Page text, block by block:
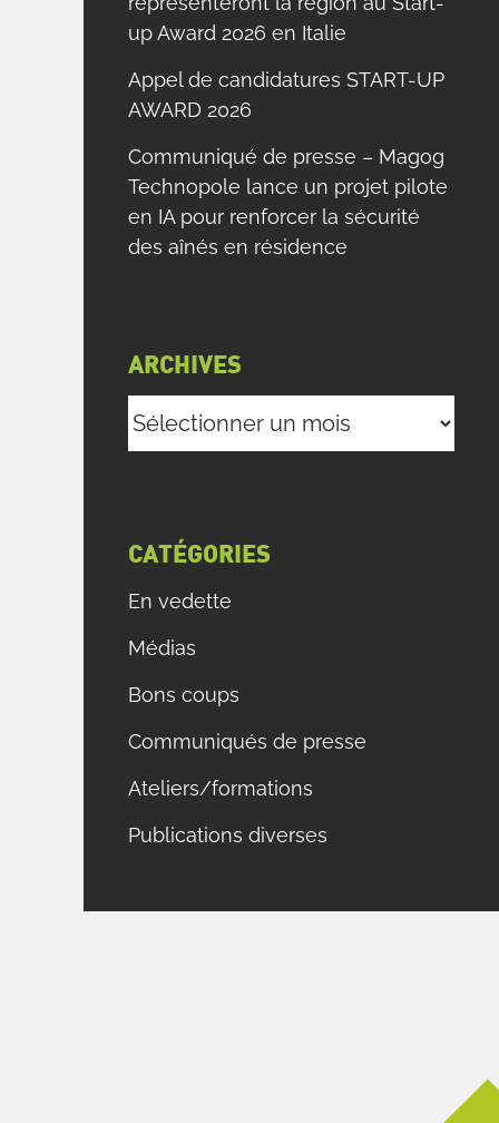
up Award 2026 en Italie
Appel de candidatures START-UP
AWARD 2026
Communiqué de presse – Magog
Technopole lance un projet pilote
en IA pour renforcer la sécurité
des aînés en résidence
ARCHIVES
Archives
CATÉGORIES
En vedette
Médias
Bons coups
Communiqués de presse
Ateliers/formations
Publications diverses